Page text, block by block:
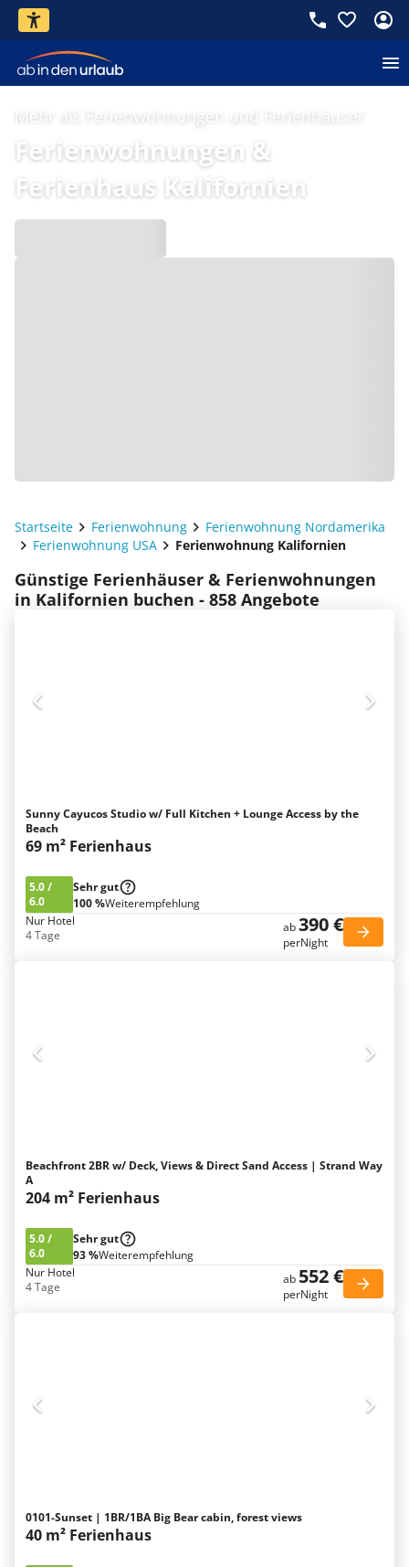
Mehr als Ferienwohnungen und Ferienhäuser
Ferienwohnungen &
Ferienhaus Kalifornien
Startseite Ferienwohnung
Ferienwohnung Nordamerika
Ferienwohnung USA
Ferienwohnung Kalifornien
Günstige Ferienhäuser & Ferienwohnungen
in Kalifornien buchen - 858 Angebote
Sunny Cayucos Studio w/ Full Kitchen + Lounge Access by the
Beach
69 m² Ferienhaus
5.0/
6.0
Sehr gut
100 %Weiterempfehlung
Nur Hotel
4 Tage
ab390 €
perNight
Beachfront 2BR w/ Deck, Views & Direct Sand Access | Strand Way
A
204 m² Ferienhaus
5.0/
6.0
Sehr gut
93 %Weiterempfehlung
Nur Hotel
4 Tage
ab 552 €
perNight
0101-Sunset | 1BR/1BA Big Bear cabin, forest views
40 m² Ferienhaus